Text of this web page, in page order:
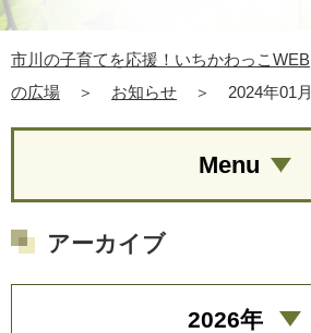
市川の子育てを応援！いちかわっこWEB
の広場
＞ お知らせ ＞ 2024年01月
Menu
アーカイブ
2026年